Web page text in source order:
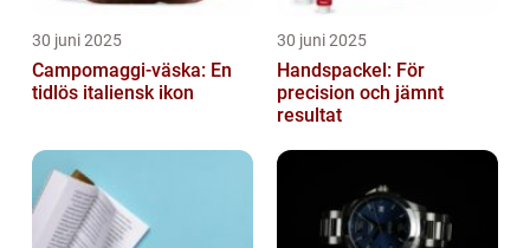
30 juni 2025
Campomaggi-väska: En
tidlös italiensk ikon
30 juni 2025
Handspackel: För
precision och jämnt
resultat